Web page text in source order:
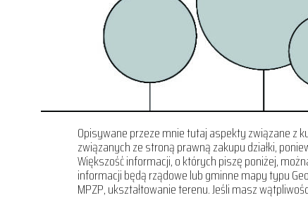
Opisywane przeze mnie tutaj aspekty związane z
związanych ze stroną prawną zakupu działki,
Większość informacji, o których piszę poniżej,
informacji będą rządowe lub gminne mapy typu
MPZP, ukształtowanie terenu. Jeśli masz